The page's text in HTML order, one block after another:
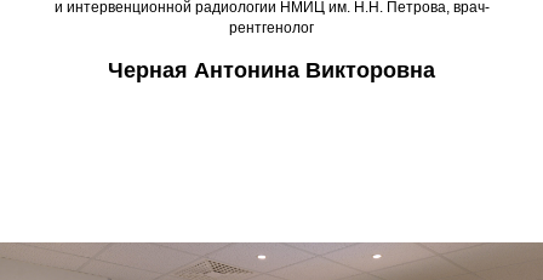
и интервенционной радиологии НМИЦ им. Н.Н. Петрова, врач-
рентгенолог
Черная Антонина Викторовна